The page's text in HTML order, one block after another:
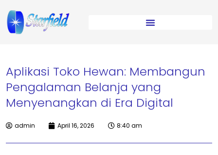
Aplikasi Toko Hewan: Membangun
Pengalaman Belanja yang
Menyenangkan di Era Digital
admin April 16, 2026 8:40 am